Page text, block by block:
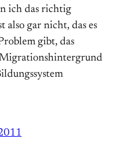
ich das richtig
also gar nicht, das es
gibt, das